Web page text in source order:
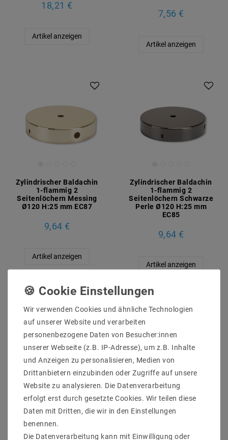
18,21 €
Artikel anzeigen
7,56 €
Artikel anzeigen
Zylindrischer Baldachin
1-flammig 2
Seitenlöchern Messing
Ø120 H:25 mm EC87
9,64 €
Artikel anzeigen
Zylindrischer Baldachin
1-flammig 2
Seitenlöchern Schwarze
Perle Ø120 H:25 mm
EC85
9,64 €
Artikel anzeigen
Einflämmiger
Lampenbaldachin mit
Bronzeoptik, Ø 100 mm,
H: 25 mm.
Baldachin, 1-flammig,
Lampenbaldachin mit
Wir verwenden Cookies und ähnliche Technologien
auf unserer Website und verarbeiten
personenbezogene Daten von Besucher:innen
unserer Webseite (z.B. IP-Adresse), um z.B. Inhalte
und Anzeigen zu personalisieren, Medien von
Drittanbietern einzubinden oder Zugriffe auf unsere
Website zu analysieren. Die Datenverarbeitung
erfolgt erst durch gesetzte Cookies. Wir teilen diese
Daten mit Dritten, die wir in den Einstellungen
benennen.
Die Datenverarbeitung kann mit Einwilligung oder